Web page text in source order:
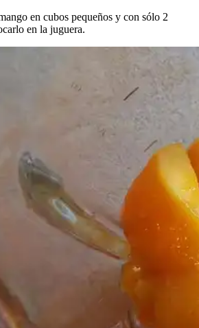
en cubos pequeños y con sólo 2
en la juguera.